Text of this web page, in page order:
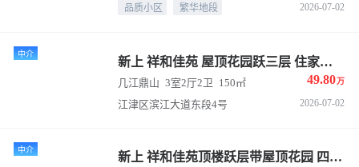
品质小区 繁华地段 2026-07-02
中介
新上 祥和佳苑 屋顶花园跃三层 住家装修 喜欢花园的看过来
几江鼎山 3室2厅2卫 150㎡ 49.80万
江津区滨江大道东段4号 2026-07-02
中介
新上 祥和佳苑顶楼跃层带屋顶花园 四房三卫